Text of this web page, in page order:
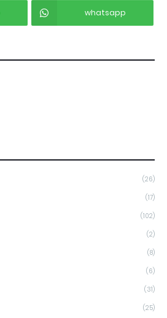
whatsapp
(26)
(17)
(102)
(2)
(8)
(6)
(31)
(25)